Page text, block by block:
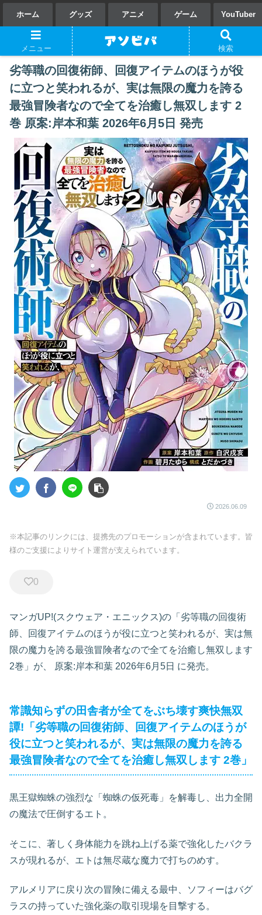
ホーム グッズ アニメ ゲーム YouTuber
劣等職の回復術師、回復アイテムのほうが役
に立つと笑われるが、実は無限の魔力を誇る
最強冒険者なので全てを治癒し無双します 2
巻 原案:岸本和葉 2026年6月5日 発売
2026.06.09
※本記事のリンクには、提携先のプロモーションが含まれています。皆
様のご支援によりサイト運営が支えられています。
0
マンガUP!(スクウェア・エニックス)の「劣等職の回復術
師、回復アイテムのほうが役に立つと笑われるが、実は無
限の魔力を誇る最強冒険者なので全てを治癒し無双します
2巻」が、
原案:岸本和葉 2026年6月5日 に発売。
常識知らずの田舎者が全てをぶち壊す爽快無双
譚! 「劣等職の回復術師、回復アイテムのほうが
役に立つと笑われるが、実は無限の魔力を誇る
最強冒険者なので全てを治癒し無双します 2巻」
黒王獄蜘蛛の強烈な「蜘蛛の仮死毒」を解毒し、出力全開
の魔法で圧倒するエト。
そこに、著しく身体能力を跳ね上げる薬で強化したバクラ
スが現れるが、エトは無尽蔵な魔力で打ちのめす。
アルメリアに戻り次の冒険に備える最中、ソフィーはバグ
ラスの持っていた強化薬の取引現場を目撃する。
メニュー 検索